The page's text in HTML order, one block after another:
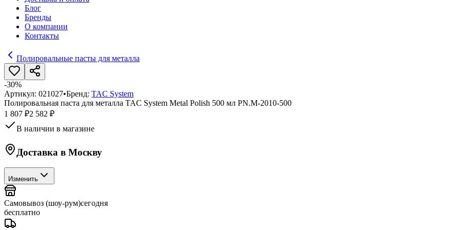
Блог
Бренды
О компании
Контакты
Полировальные пасты для металла
-30%
Артикул: 021027•Бренд: TAC System
Полировальная паста для металла TAC System Metal Polish 500 мл PN.M-2010-500
1 807 ₽2 582 ₽
В наличии в магазине
Доставка в Москву
Изменить
Самовывоз (шоу-рум)сегодня
бесплатно